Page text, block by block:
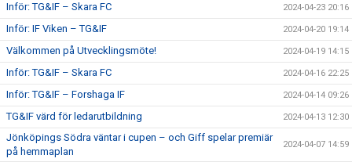
Inför: TG&IF – Skara FC 2024-04-23 20:16
Inför: IF Viken – TG&IF 2024-04-20 19:14
Välkommen på Utvecklingsmöte! 2024-04-19 14:15
Inför: TG&IF – Skara FC 2024-04-16 22:25
Inför: TG&IF – Forshaga IF 2024-04-14 09:26
TG&IF värd för ledarutbildning 2024-04-13 12:30
Jönköpings Södra väntar i cupen – och Giff spelar premiär
på hemmaplan
2024-04-07 14:59